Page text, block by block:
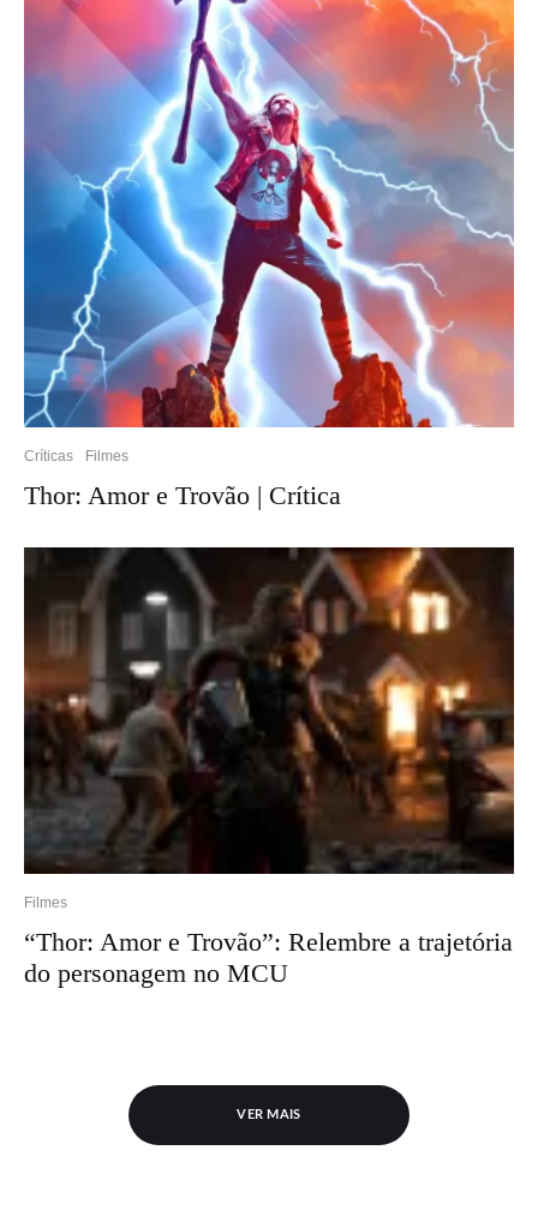
Críticas Filmes
Thor: Amor e Trovão | Crítica
Filmes
“Thor: Amor e Trovão”: Relembre a trajetória
do personagem no MCU
VER MAIS